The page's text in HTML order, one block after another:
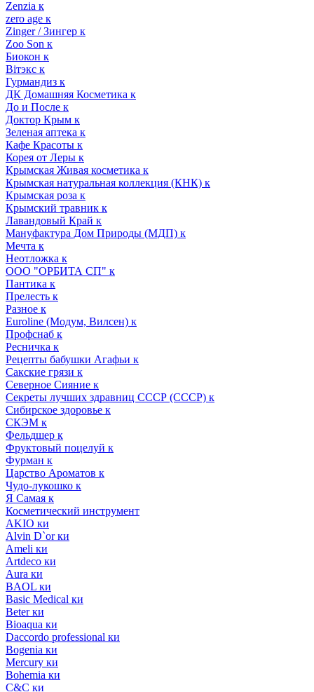
Zenzia к
zero age к
Zinger / Зингер к
Zoo Son к
Биокон к
Вiтэкс к
Гурмандиз к
ДК Домашняя Косметика к
До и После к
Доктор Крым к
Зеленая аптека к
Кафе Красоты к
Корея от Леры к
Крымская Живая косметика к
Крымская натуральная коллекция (КНК) к
Крымская роза к
Крымский травник к
Лавандовый Край к
Мануфактура Дом Природы (МДП) к
Мечта к
Неотложка к
ООО "ОРБИТА СП" к
Пантика к
Прелесть к
Разное к
Euroline (Модум, Вилсен) к
Профснаб к
Ресничка к
Рецепты бабушки Агафьи к
Сакские грязи к
Северное Сияние к
Секреты лучших здравниц СССР (СССР) к
Сибирское здоровье к
СКЭМ к
Фельдшер к
Фруктовый поцелуй к
Фурман к
Царство Ароматов к
Чудо-лукошко к
Я Самая к
Косметический инструмент
AKIO ки
Alvin D`or ки
Ameli ки
Artdeco ки
Aura ки
BAOL ки
Basic Medical ки
Beter ки
Bioaqua ки
Daccordo professional ки
Bogenia ки
Mercury ки
Bohemia ки
C&C ки